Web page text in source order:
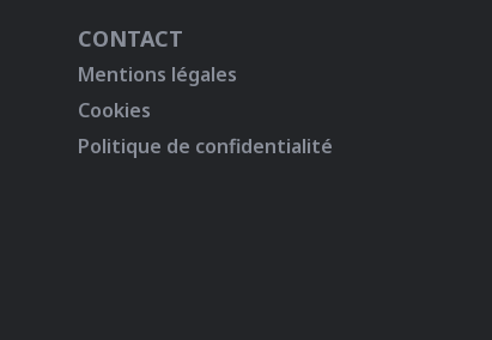
CONTACT
Mentions légales
Cookies
Politique de confidentialité